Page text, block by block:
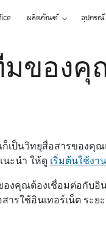
ผลิตภัณฑ์ อุปกรณ์
ของคุ
ป็นวิทยุสื่อสารของคุณ
นะนํา ให้ดู เริ่มต้นใช้งา
งคุณต้องเชื่อมต่อกับอิ
ารใช้อินเทอร์เน็ต ร